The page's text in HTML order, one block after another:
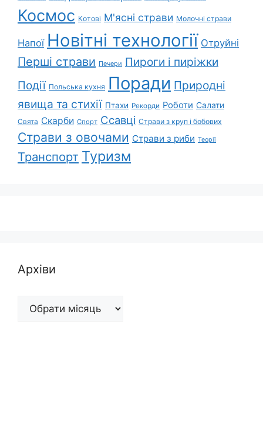
Космос Котові М'ясні страви Молочні страви
Напої Новітні технології Отруйні
Перші страви Печери Пироги і пиріжки
Події Польська кухня Поради Природні
явища та стихії Птахи Рекорди Роботи Салати
Свята Скарби Спорт Ссавці Страви з круп і бобових
Страви з овочами Страви з риби Теорії
Транспорт Туризм
Архіви
Архіви